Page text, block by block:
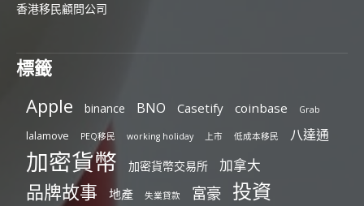
香港移民顧問公司
標籤
Apple binance BNO Casetify coinbase Grab
lalamove PEQ移民 working holiday 上市 低成本移民 八達通
加密貨幣 加密貨幣交易所 加拿大
品牌故事 地產 失業貸款 富豪 投資